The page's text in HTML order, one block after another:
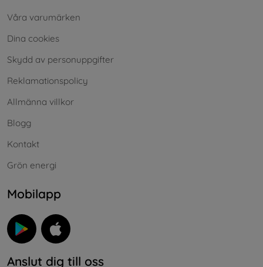
Våra varumärken
Dina cookies
Skydd av personuppgifter
Reklamationspolicy
Allmänna villkor
Blogg
Kontakt
Grön energi
Mobilapp
Anslut dig till oss